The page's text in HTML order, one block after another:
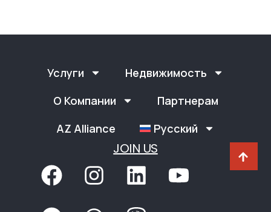
Услуги
Недвижимость
О Компании
Партнерам
AZ Alliance
Русский
JOIN US